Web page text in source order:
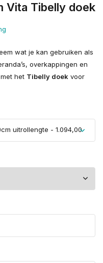
Vita Tibelly doek
wat je kan gebruiken als
overkappingen en
het Tibelly doek voor
uitrollengte - 1.094,00